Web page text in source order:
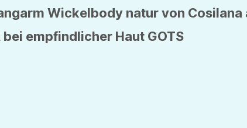
Wickelbody natur von
empfindlicher Haut GOTS